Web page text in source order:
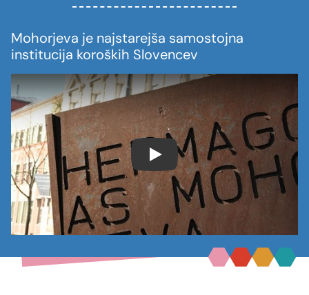
Mohorjeva je najstarejša samostojna
institucija koroških Slovencev